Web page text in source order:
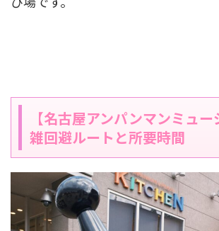
【名古屋アンパンマンミュ
雑回避ルートと所要時間